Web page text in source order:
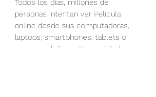
Todos los días, millones de
personas intentan ver Película
online desde sus computadoras,
laptops, smartphones, tablets o
cual sea el dispositivo móvil de su